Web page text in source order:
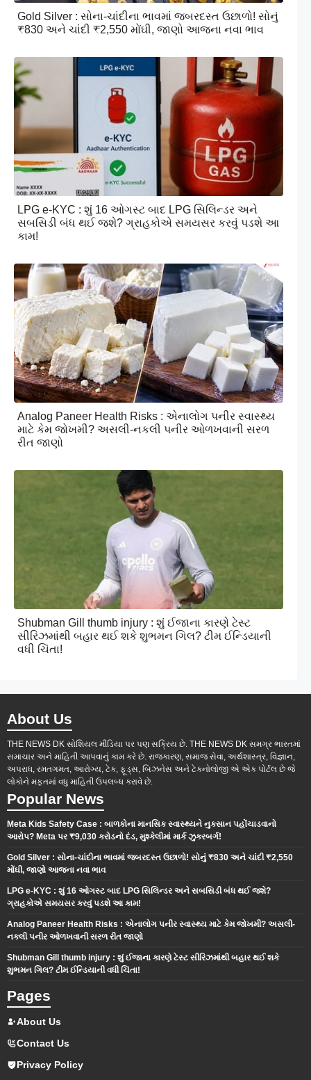
Gold Silver : સોના-ચાંદીના ભાવમાં જબરદસ્ત ઉછાળો! સોનું
₹830 અને ચાંદી ₹2,550 મોંઘી, જાણો આજના નવા ભાવ
LPG e-KYC : શું 16 ઓગસ્ટ બાદ LPG સિલિન્ડર અને
સબસિડી બંધ થઈ જશે? ગ્રાહકોએ સમયસર કરવું પડશે આ
કામ!
Analog Paneer Health Risks : એનાલોગ પનીર સ્વાસ્થ્ય
માટે કેમ જોખમી? અસલી-નકલી પનીર ઓળખવાની સરળ
રીત જાણો
Shubman Gill thumb injury : શું ઈજાના કારણે ટેસ્ટ
સીરિઝમાંથી બહાર થઈ શકે શુભમન ગિલ? ટીમ ઈન્ડિયાની
વધી ચિંતા!
About Us
THE NEWS DK સોશિયલ મીડિયા પર પણ સક્રિય છે. THE NEWS DK સમગ્ર ભારતમાં
સમાચાર અને માહિતી આપવાનું કામ કરે છે. રાજકારણ, સમાજ સેવા, અર્થશાસ્ત્ર, વિજ્ઞાન,
અપરાધ, રમતગમત, આરોગ્ય, ટેક, ફૂડ્સ, બિઝનેસ અને ટેકનોલોજી એ એક પોર્ટલ છે જે
લોકોને મફતમાં વધુ માહિતી ઉપલબ્ધ કરાવે છે.
Popular News
Meta Kids Safety Case : બાળકોના માનસિક સ્વાસ્થ્યને નુકસાન પહોંચાડવાનો
આરોપ? Meta પર ₹9,030 કરોડનો દંડ, મુશ્કેલીમાં માર્ક ઝુકરબર્ગ!
Gold Silver : સોના-ચાંદીના ભાવમાં જબરદસ્ત ઉછાળો! સોનું ₹830 અને ચાંદી ₹2,550
મોંઘી, જાણો આજના નવા ભાવ
LPG e-KYC : શું 16 ઓગસ્ટ બાદ LPG સિલિન્ડર અને સબસિડી બંધ થઈ જશે?
ગ્રાહકોએ સમયસર કરવું પડશે આ કામ!
Analog Paneer Health Risks : એનાલોગ પનીર સ્વાસ્થ્ય માટે કેમ જોખમી? અસલી-
નકલી પનીર ઓળખવાની સરળ રીત જાણો
Shubman Gill thumb injury : શું ઈજાના કારણે ટેસ્ટ સીરિઝમાંથી બહાર થઈ શકે
શુભમન ગિલ? ટીમ ઈન્ડિયાની વધી ચિંતા!
Pages
About Us
Contact Us
Privacy Policy